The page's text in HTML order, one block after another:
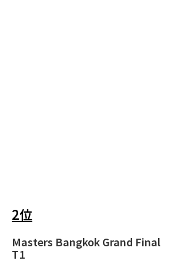
2位
Masters Bangkok Grand Final
T1